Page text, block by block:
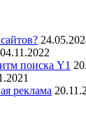
04.11.2022
поиска Y1
реклама